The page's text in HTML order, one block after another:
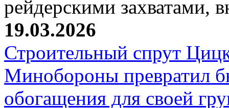
рейдерскими захватами,
19.03.2026
Строительный спрут
Минобороны превратил
обогащения для своей